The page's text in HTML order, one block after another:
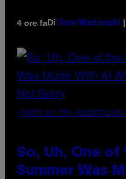
4 ore faDi Sam Watanuki
(PHOTO BY TIM
So, Uh, One
Summer Was